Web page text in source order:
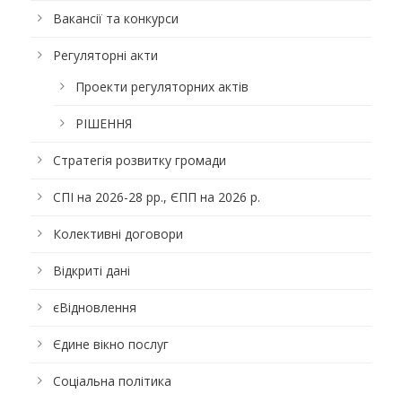
Вакансії та конкурси
Регуляторні акти
Проекти регуляторних актів
РІШЕННЯ
Стратегія розвитку громади
СПІ на 2026-28 рр., ЄПП на 2026 р.
Колективні договори
Відкриті дані
єВідновлення
Єдине вікно послуг
Соціальна політика